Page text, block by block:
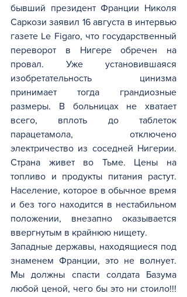
бывший президент Франции Николя
Саркози заявил 16 августа в интервью
газете Le Figaro, что государственный
переворот в Нигере обречен на
провал. Уже установившаяся
изобретательность цинизма
принимает тогда грандиозные
размеры. В больницах не хватает
всего, вплоть до таблеток
парацетамола, отключено
электричество из соседней Нигерии.
Страна живет во Тьме. Цены на
топливо и продукты питания растут.
Население, которое в обычное время
и без того находится в нестабильном
положении, внезапно оказывается
ввергнутым в крайнюю нищету.
Западные державы, находящиеся под
знаменем Франции, это не волнует.
Мы должны спасти солдата Базума
любой ценой, чего бы это ни стоило!!!